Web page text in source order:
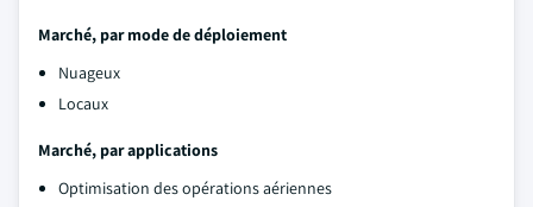
Marché, par mode de déploiement
Nuageux
Locaux
Marché, par applications
Optimisation des opérations aériennes